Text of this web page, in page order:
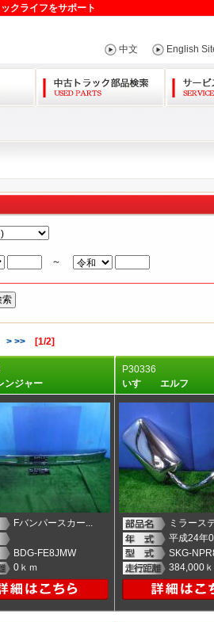
クライフをサポート
English
中文
～
> >> [1/2]
ンジャー
Fバンパースカー...
BDG-FE8JMW
0ｋｍ
P30336
いすゞ エルフ
ミラース
平成24年
SKG-
384,000